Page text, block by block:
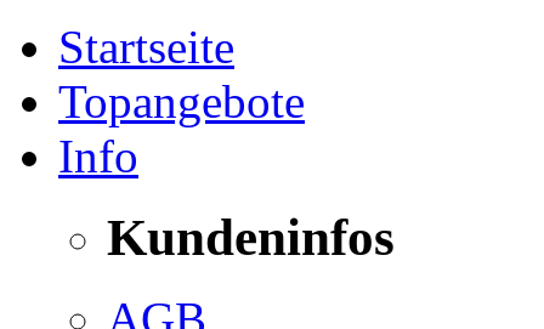
Startseite
Topangebote
Info
Kundeninfos
AGB